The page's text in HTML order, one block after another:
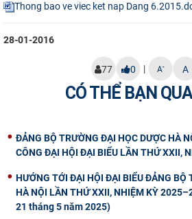
KHOA HỌC CÔNG NGHỆ
CỰU NGƯỜI HỌC
Thong bao ve viec ket nap Dang
28-01-2016
77 0 | A- A
CÓ THỂ BẠN
ĐẢNG BỘ TRƯỜNG ĐẠI HỌC DƯỢC HÀ
CÔNG ĐẠI HỘI ĐẠI BIỂU LẦN THỨ XXII,
HƯỚNG TỚI ĐẠI HỘI ĐẠI BIỂU ĐẢNG BỘ
HÀ NỘI LẦN THỨ XXII, NHIỆM KỲ
21 tháng 5 năm 2025)